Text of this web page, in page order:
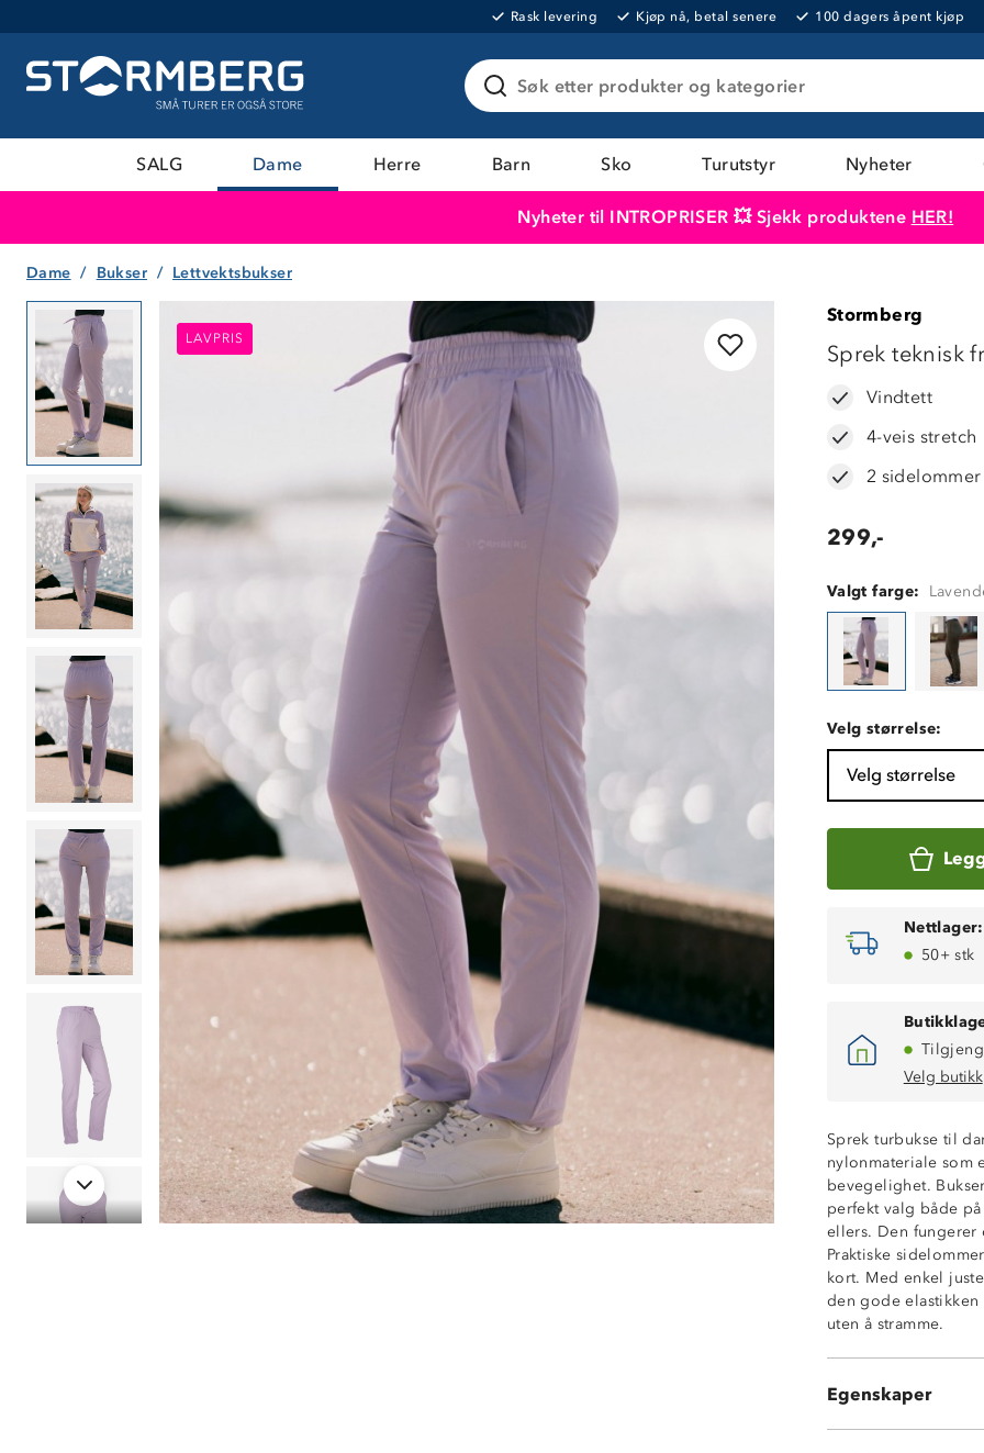
Rask levering Kjøp nå, betal senere 100 dagers åpent kjøp
Søk etter produkter og kategorier
SALG Dame Herre Barn Sko Turutstyr Nyheter
Nyheter til INTROPRISER 💥 Sjekk produktene HER!
Dame Bukser Lettvektsbukser
LAVPRIS
LAVPRIS
Stormberg
Sprek teknisk
Vindtett
4-veis stretch
2 sidelommer
299,-
Valgt farge:
Velg størrelse:
Velg størrelse
Nettlager:
50+ stk
Velg butikk
Sprek turbukse til
nylonmateriale som
bevegelighet.
perfekt valg både
ellers. Den
Praktiske
kort. Med enkel
den gode
uten å stramme.
Egenskaper
Vindtett
4-veis stretch
2 sidelommer
Strikkjustering i
Elastisk linning
Normal
OekoTex®